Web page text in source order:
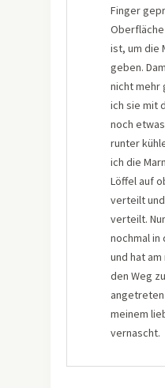
Finger
ist, um die
geben.
nicht mehr
ich sie mit
noch
runter
ich die
Löffel auf
verteilt
verteilt.
nochmal in
und hat
den Weg
meinem
vernascht.